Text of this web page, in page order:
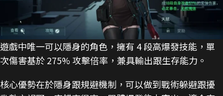
遊戲中唯一可以隱身的角色，擁有 4 段高爆發技能，單
次傷害基於 275% 攻擊倍率，兼具輸出跟生存能力。
核心優勢在於隱身跟規避機制，可以做到戰術躲避跟擾